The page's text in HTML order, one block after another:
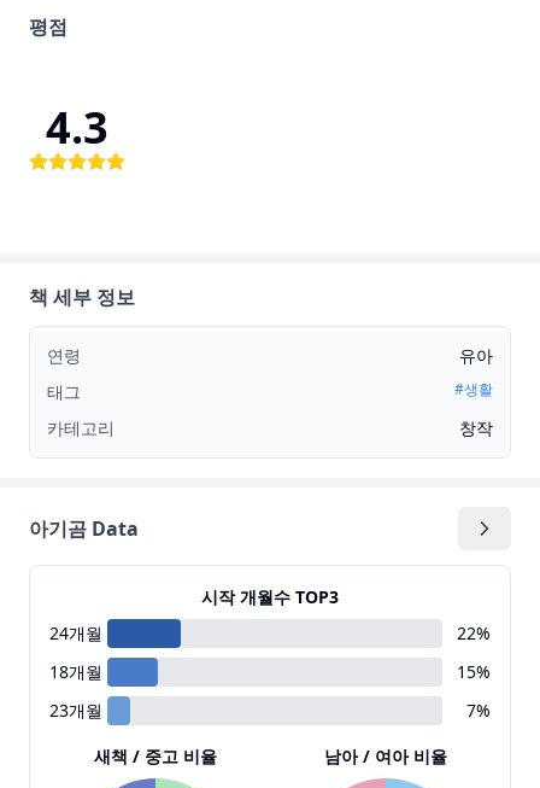
평점
4.3
책 세부 정보
연령
유아
태그
#생활
카테고리 창작
아기곰 Data
시작 개월수 TOP3
24개월 22%
18개월 15%
23개월 7%
새책 / 중고 비율
남아 / 여아 비율